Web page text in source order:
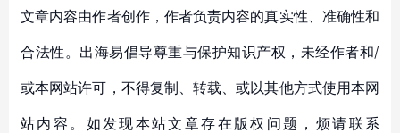
文章内容由作者创作，作者负责内容的真实性、准确性和
合法性。出海易倡导尊重与保护知识产权，未经作者和/
或本网站许可，不得复制、转载、或以其他方式使用本网
站内容。如发现本站文章存在版权问题，烦请联系